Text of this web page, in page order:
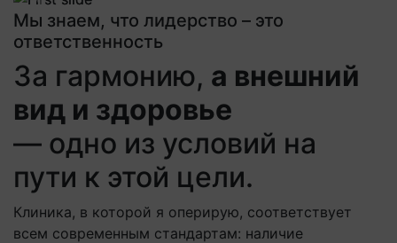
Previous
Мы знаем, что лидерство – это
ответственность
За гармонию, а внешний
вид и здоровье
— одно из условий на
пути к этой цели.
Клиника, в которой я оперирую, соответствует
всем современным стандартам: наличие